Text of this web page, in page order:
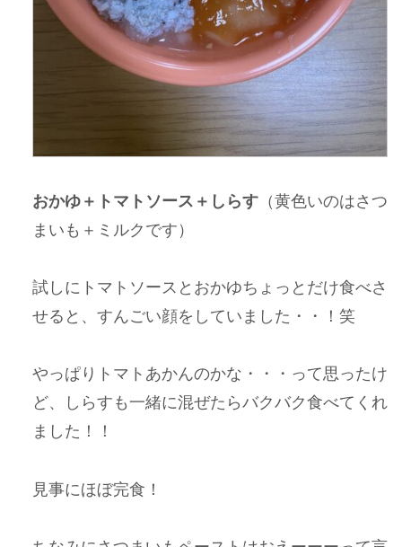
おかゆ＋トマトソース＋しらす （黄色いのはさつ
まいも＋ミルクです）
試しにトマトソースとおかゆちょっとだけ食べさ
せると、すんごい顔をしていました・・！笑
やっぱりトマトあかんのかな・・・って思ったけ
ど、しらすも一緒に混ぜたらバクバク食べてくれ
ました！！
見事にほぼ完食！